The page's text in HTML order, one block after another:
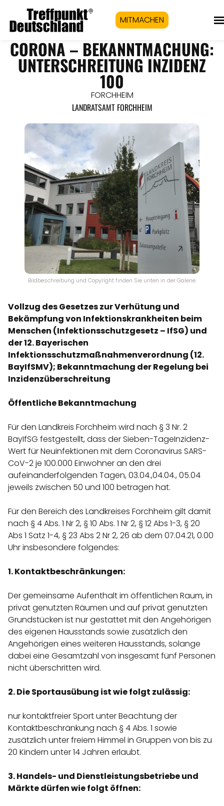
MITMACHEN
CORONA – BEKANNTMACHUNG:
UNTERSCHREITUNG INZIDENZ
100
FORCHHEIM
LANDRATSAMT FORCHHEIM
Bildbeschreibung und Copyright finden Sie unten in der Galerie.
Vollzug des Gesetzes zur Verhütung und
Bekämpfung von Infektionskrankheiten beim
Menschen (Infektionsschutzgesetz – IfSG) und
der 12. Bayerischen
Infektionsschutzmaßnahmenverordnung (12.
BayIfSMV); Bekanntmachung der Regelung bei
Inzidenzüberschreitung
Öffentliche Bekanntmachung
Für den Landkreis Forchheim wird nach § 3 Nr. 2
BayIfSG festgestellt, dass der Sieben-TageInzidenz-
Wert für Neuinfektionen mit dem Coronavirus SARS-
CoV-2 je 100.000 Einwohner an den drei
aufeinanderfolgenden Tagen, 03.04.,04.04., 05.04
jeweils zwischen 50 und 100 betragen hat.
Für den Bereich des Landkreises Forchheim gilt damit
nach § 4 Abs. 1 Nr 2, § 10 Abs. 1 Nr 2, § 12 Abs 1-3, § 20
Abs 1 Satz 1-4, § 23 Abs 2 Nr 2, 26 ab dem 07.04.21, 0.00
Uhr insbesondere folgendes:
1. Kontaktbeschränkungen:
Der gemeinsame Aufenthalt im öffentlichen Raum, in
privat genutzten Räumen und auf privat genutzten
Grundstücken ist nur gestattet mit den Angehörigen
des eigenen Hausstands sowie zusätzlich den
Angehörigen eines weiteren Hausstands, solange
dabei eine Gesamtzahl von insgesamt fünf Personen
nicht überschritten wird.
2. Die Sportausübung ist wie folgt zulässig:
nur kontaktfreier Sport unter Beachtung der
Kontaktbeschränkung nach § 4 Abs. 1 sowie
zusätzlich unter freiem Himmel in Gruppen von bis zu
20 Kindern unter 14 Jahren erlaubt.
3. Handels- und Dienstleistungsbetriebe und
Märkte dürfen wie folgt öffnen: